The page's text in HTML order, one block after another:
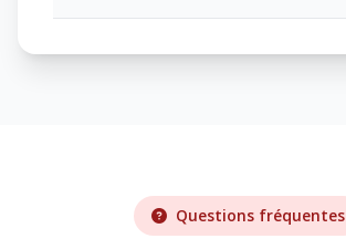
Questions fréquentes